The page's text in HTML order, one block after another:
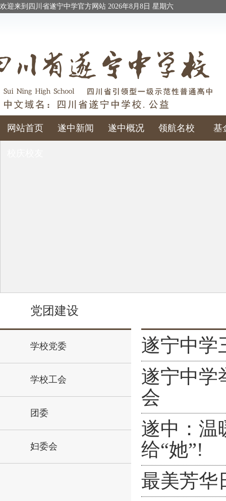
欢迎来到四川省遂宁中学官方网站 2026年8月8日 星期六
网站首页 遂中新闻 遂中概况 领航名校 基
党团建设
学校党委
学校工会
团委
妇委会
遂宁中学
遂宁中学
会
遂中：温
给“她”!
最美芳华